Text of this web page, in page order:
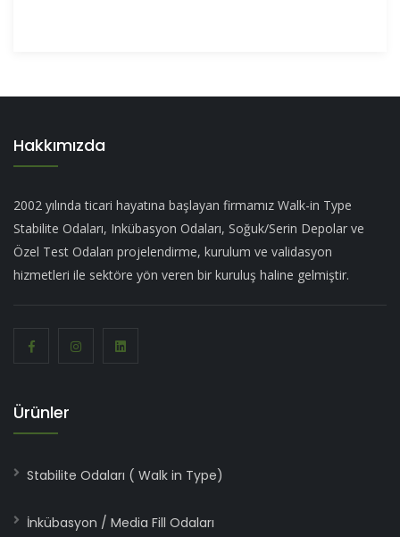
Hakkımızda
2002 yılında ticari hayatına başlayan firmamız Walk-in Type
Stabilite Odaları, Inkübasyon Odaları, Soğuk/Serin Depolar ve
Özel Test Odaları projelendirme, kurulum ve validasyon
hizmetleri ile sektöre yön veren bir kuruluş haline gelmiştir.
Ürünler
Stabilite Odaları ( Walk in Type)
İnkübasyon / Media Fill Odaları